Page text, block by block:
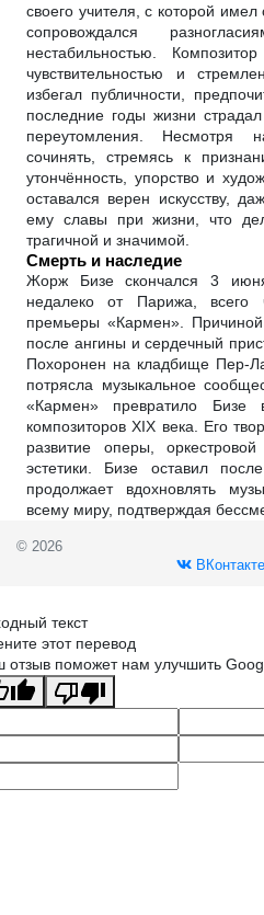
своего учителя, с которой
сопровождался
нестабильностью.
чувствительностью и
избегал публичности,
последние годы жизни
переутомления. Несмотря
сочинять, стремясь к
утончённость, упорство и
оставался верен искусству,
ему славы при жизни, что
трагичной и значимой.
Смерть и наследие
Жорж Бизе скончался 3
недалеко от Парижа, всего
премьеры «Кармен».
после ангины и сердечный
Похоронен на кладбище Пер-
потрясла музыкальное
«Кармен» превратило Бизе
композиторов XIX века. Его
развитие оперы,
эстетики. Бизе оставил
продолжает вдохновлять
всему миру, подтверждая
© 2026
ВКонтакте
текст
этот перевод
отзыв поможет нам улучшить